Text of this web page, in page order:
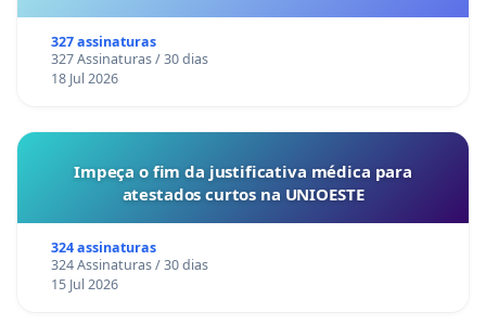
327 assinaturas
327 Assinaturas / 30 dias
18 Jul 2026
Impeça o fim da justificativa médica para
atestados curtos na UNIOESTE
324 assinaturas
324 Assinaturas / 30 dias
15 Jul 2026